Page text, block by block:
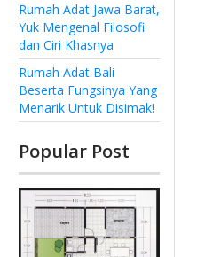
Rumah Adat Jawa Barat,
Yuk Mengenal Filosofi
dan Ciri Khasnya
Rumah Adat Bali
Beserta Fungsinya Yang
Menarik Untuk Disimak!
Popular Post